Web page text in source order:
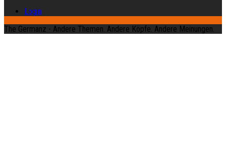
Login
The Germanz - Andere Themen. Andere Köpfe. Andere Meinungen.